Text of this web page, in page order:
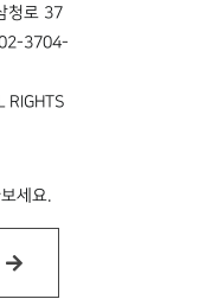
청로 37
3704-
세요.